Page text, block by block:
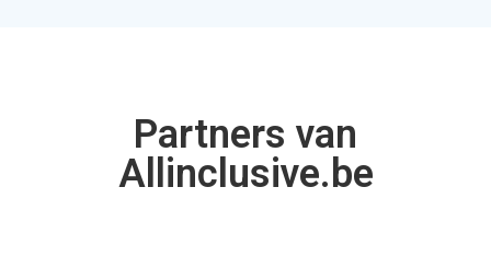
Partners van
Allinclusive.be